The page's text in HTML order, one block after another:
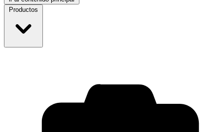
Productos